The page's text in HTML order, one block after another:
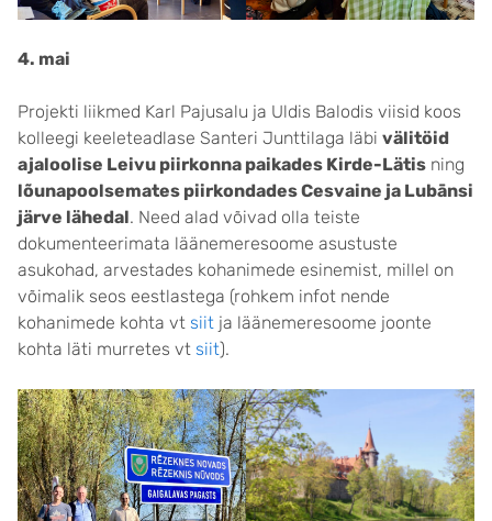
4. mai
Projekti liikmed Karl Pajusalu ja Uldis Balodis viisid koos
kolleegi keeleteadlase Santeri Junttilaga läbi välitöid
ajaloolise Leivu piirkonna paikades Kirde-Lätis ning
lõunapoolsemates piirkondades Cesvaine ja Lubānsi
järve lähedal. Need alad võivad olla teiste
dokumenteerimata läänemeresoome asustuste
asukohad, arvestades kohanimede esinemist, millel on
võimalik seos eestlastega (rohkem infot nende
kohanimede kohta vt siit ja läänemeresoome joonte
kohta läti murretes vt siit).